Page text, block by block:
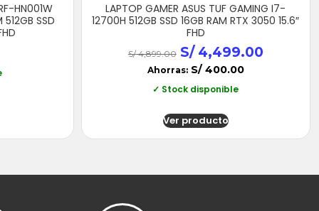
HN001W
SSD
LAPTOP GAMER ASUS TUF GAMING I7-
12700H 512GB SSD 16GB RAM RTX 3050 15.6″
FHD
S/4,899.00 S/4,499.00
Ahorras: S/400.00
✓ Stock disponible
Ver producto